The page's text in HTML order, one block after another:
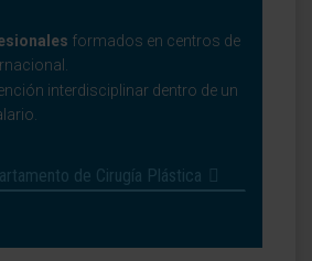
formados en centros de
interdisciplinar dentro de un
de Cirugía Plástica